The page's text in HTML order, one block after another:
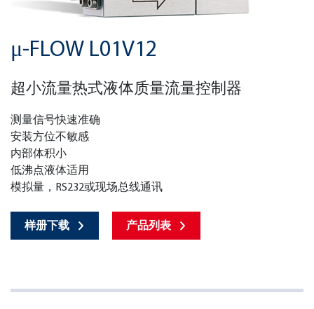
μ-FLOW L01V12
超小流量热式液体质量流量控制器
测量信号快速准确
安装方位不敏感
内部体积小
低沸点液体适用
模拟量，RS232或现场总线通讯
样册下载 产品列表